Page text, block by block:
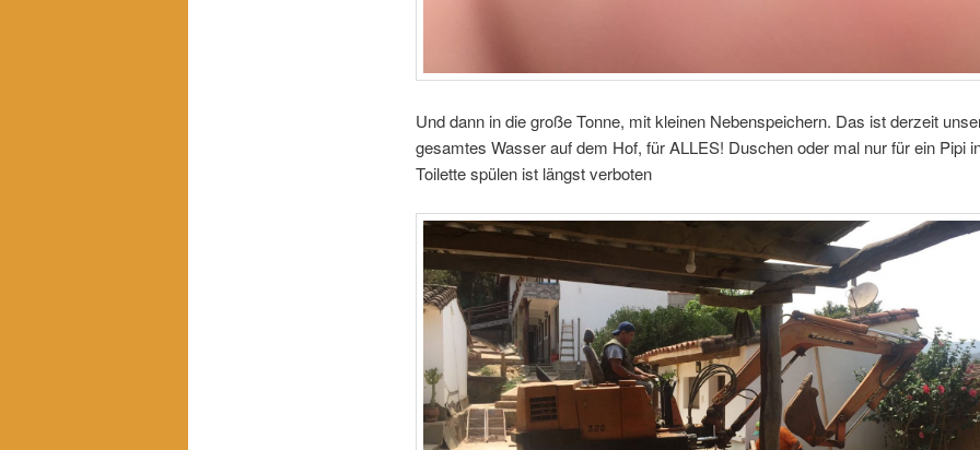
Und dann in die große Tonne, mit kleinen Nebenspeichern. Das ist derzeit
gesamtes Wasser auf dem Hof, für ALLES! Duschen oder mal nur für ein Pipi
Toilette spülen ist längst verboten